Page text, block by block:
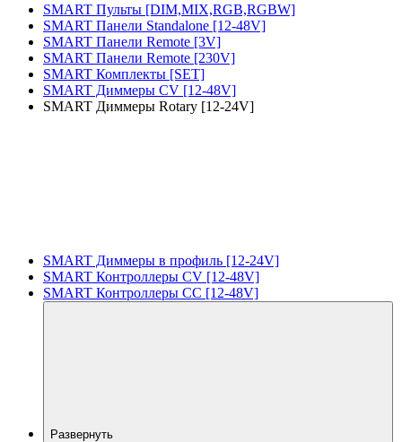
SMART Пульты [DIM,MIX,RGB,RGBW]
SMART Панели Standalone [12-48V]
SMART Панели Remote [3V]
SMART Панели Remote [230V]
SMART Комплекты [SET]
SMART Диммеры CV [12-48V]
SMART Диммеры Rotary [12-24V]
SMART Диммеры в профиль [12-24V]
SMART Контроллеры CV [12-48V]
SMART Контроллеры CC [12-48V]
Развернуть